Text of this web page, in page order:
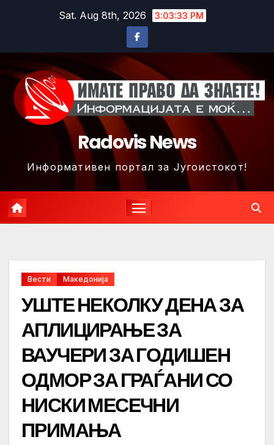
Sat. Aug 8th, 2026 3:03:36 PM
Radovis News
Информативен портал за Југоистокот!
Вести Македонија
УШТЕ НЕКОЛКУ ДЕНА ЗА
АПЛИЦИРАЊЕ ЗА
ВАУЧЕРИ ЗА ГОДИШЕН
ОДМОР ЗА ГРАЃАНИ СО
НИСКИ МЕСЕЧНИ
ПРИМАЊА